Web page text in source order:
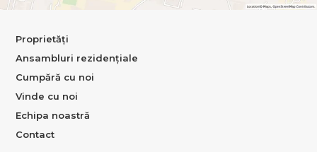
Proprietăți
Ansambluri rezidențiale
Cumpără cu noi
Vinde cu noi
Echipa noastră
Contact